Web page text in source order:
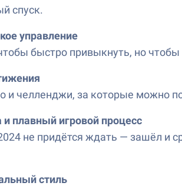
спуск.
управление
быстро привыкнуть, но
и челленджи, за которые можно
и плавный игровой процесс
не придётся ждать — зашёл и
стиль